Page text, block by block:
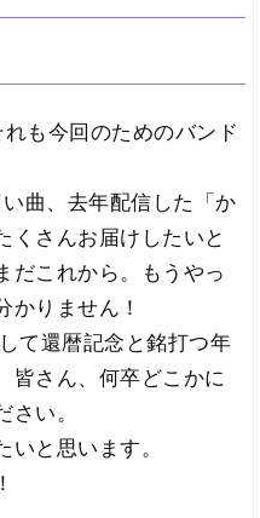
も今回のためのバンド
曲、去年配信した「か
くさんお届けしたいと
だこれから。もうやっ
かりません！
て還暦記念と銘打つ年
皆さん、何卒どこかに
い。
と思います。